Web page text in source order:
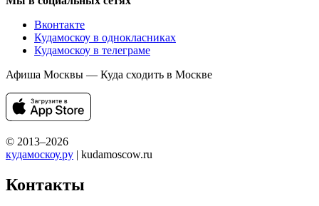
Вконтакте
Кудамоскоу в однокласниках
Кудамоскоу в телеграме
Афиша Москвы — Куда сходить в Москве
© 2013–2026
кудамоскоу.ру | kudamoscow.ru
Контакты